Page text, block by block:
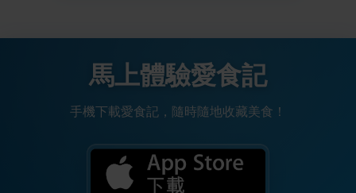
馬上體驗愛食記
手機下載愛食記，隨時隨地收藏美食！